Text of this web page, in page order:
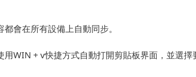
會在所有設備上自動同步。
用WIN + v快捷方式自動打開剪貼板界面，並選擇